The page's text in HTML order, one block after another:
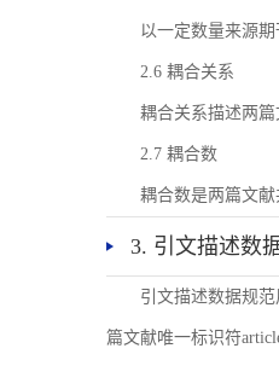
以一定数量来源
2.6 耦合关系
耦合关系描述两
2.7 耦合数
耦合数是两篇文
3. 引文描述数
引文描述数据规
篇文献唯一标识符